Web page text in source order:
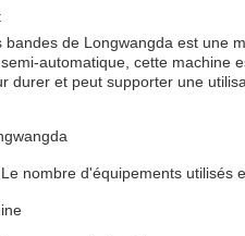
de Longwangda est une
automatique, cette machine
durer et peut supporter une
Le nombre d'équipements utilisés